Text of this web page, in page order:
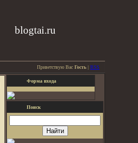
blogtai.ru
Приветствую Вас Гость | RSS
Форма входа
Поиск